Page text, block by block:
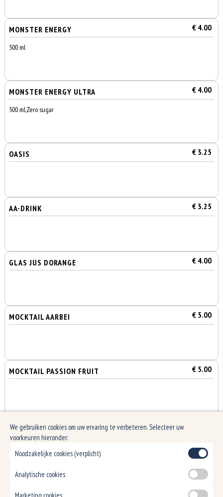
MONSTER ENERGY € 4.00
500 ml
MONSTER ENERGY ULTRA € 4.00
500 ml,Zero sugar
OASIS € 3.25
AA-DRINK € 3.25
GLAS JUS DORANGE € 4.00
MOCKTAIL AARBEI € 5.00
MOCKTAIL PASSION FRUIT € 5.00
MATCHA
We gebruiken cookies om uw ervaring te verbeteren. Selecteer uw
voorkeuren hieronder:
Noodzakelijke cookies (verplicht)
Analytische cookies
Marketing cookies